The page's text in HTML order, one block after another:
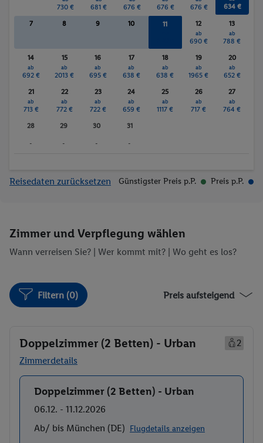
730 € 681 € 676 € 676 € 676 € 634 €
7 8 9 10 11 12
ab
690 €
13
ab
788 €
14
ab
692 €
15
ab
2013 €
16
ab
695 €
17
ab
638 €
18
ab
638 €
19
ab
1965 €
20
ab
652 €
21
ab
713 €
22
ab
772 €
23
ab
722 €
24
ab
659 €
25
ab
1117 €
26
ab
717 €
27
ab
764 €
28
-
29
-
30
-
31
-
Reisedaten zurücksetzen Günstigster Preis p.P. Preis p.P.
Zimmer und Verpflegung wählen
Wann verreisen Sie? | Wer kommt mit? | Wo geht es los?
Filtern (0) Preis aufsteigend
Doppelzimmer (2 Betten) - Urban
2
Zimmerdetails
Buchen
Doppelzimmer (2 Betten) - Urban
06.12. - 11.12.2026
Ab/ bis München (DE) Flugdetails anzeigen